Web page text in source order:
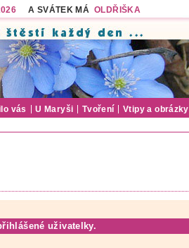
A SVÁTEK MÁ OLDŘIŠKA
vás U Maryši Tvoření Vtipy a obrázky
uživatelky.